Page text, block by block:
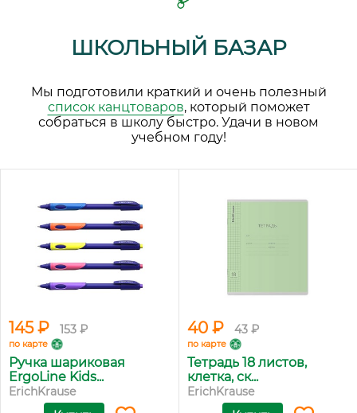
ШКОЛЬНЫЙ БАЗАР
Мы подготовили краткий и очень полезный
список канцтоваров, который поможет
собраться в школу быстро. Удачи в новом
учебном году!
145 ₽ 153 ₽
по карте
Ручка шариковая
ErgoLine Kids...
ErichKrause
40 ₽ 43 ₽
по карте
Тетрадь 18 листов,
клетка, ск...
ErichKrause